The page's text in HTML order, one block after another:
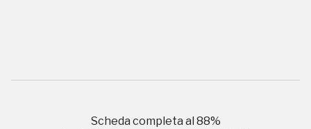
Scheda completa al 88%